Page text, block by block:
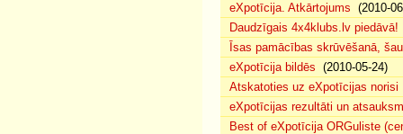
eXpotīcija. Atkārtojums (2010-
Daudzīgais 4x4klubs.lv piedāvā!
Īsas pamācības skrūvēšanā,
eXpotīcija bildēs (2010-05-24)
Atskatoties uz eXpotīcijas norisi
eXpotīcijas rezultāti un
Best of eXpotīcija ORGuliste